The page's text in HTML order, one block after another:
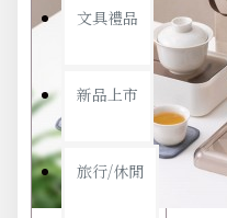
文具禮品
新品上市
旅行/休閒